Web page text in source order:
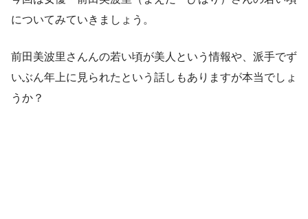
についてみていきましょう。
前田美波里さんんの若い頃が美人という情報や、派手でず
いぶん年上に見られたという話しもありますが本当でしょ
うか？